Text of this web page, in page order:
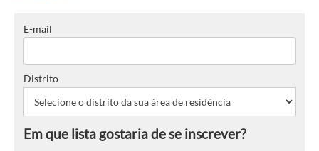
E-mail
Distrito